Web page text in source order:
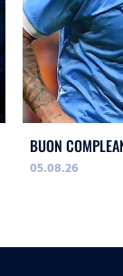
BUON
05.08.26